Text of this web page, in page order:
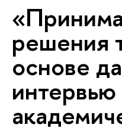
решения
основе
интервью